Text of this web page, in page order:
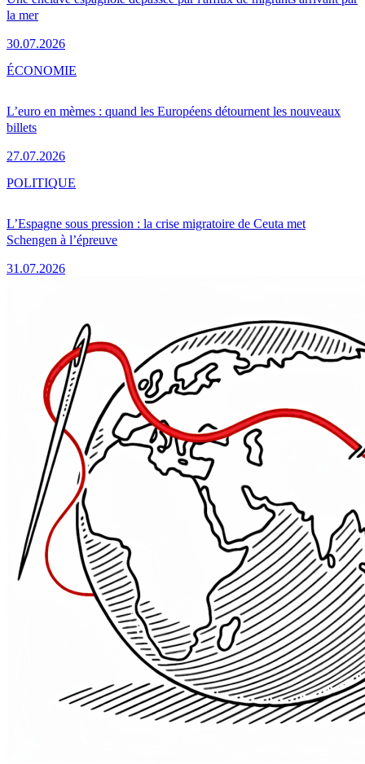
la mer
30.07.2026
L’euro en mèmes : quand les Européens détournent les nouveaux
billets
27.07.2026
ÉCONOMIE
L’Espagne sous pression : la crise migratoire de Ceuta met
Schengen à l’épreuve
31.07.2026
POLITIQUE